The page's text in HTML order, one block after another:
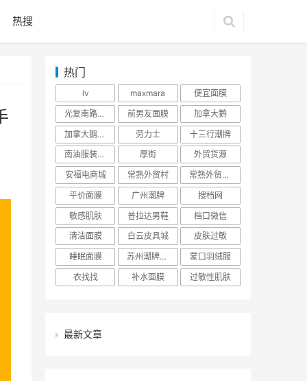
热搜
热门
lv maxmara
便宜面膜
光复南路潮牌
前男友面膜
加拿大鹅
加拿大鹅羽绒服
劳力士
十三行潮牌
南油服装批发市场
厚街
外贸货源
安福电商城
常熟外贸村
常熟外贸村货源
平价面膜
广州潮牌
搜档网
敏感肌肤
普拉达男鞋
档口微信
清洁面膜
白云皮具城
皮肤过敏
睡眠面膜
苏州潮牌货源
蒙口羽绒服
衣找找
补水面膜 过敏性肌肤
最新文章